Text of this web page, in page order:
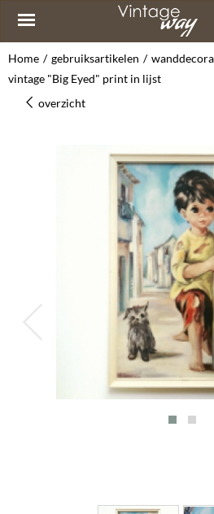
Home / gebruiksartikelen /
vintage "Big Eyed" print in lijst
overzicht